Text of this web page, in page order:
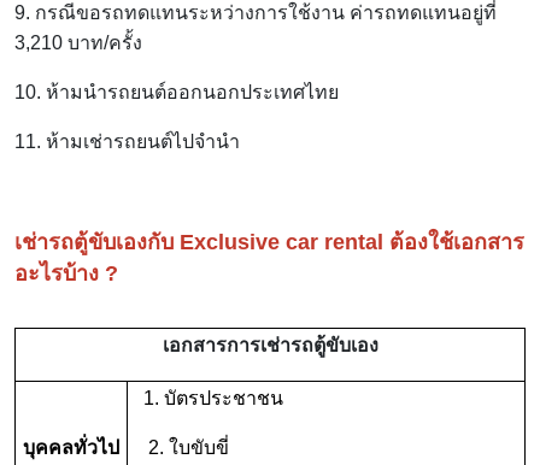
9. กรณีขอรถทดแทนระหว่างการใช้งาน ค่ารถทดแทนอยู่ที่
3,210 บาท/ครั้ง
10. ห้ามนำรถยนต์ออกนอกประเทศไทย
11. ห้ามเช่ารถยนต์ไปจำนำ
เช่ารถตู้ขับเองกับ Exclusive car rental ต้องใช้เอกสาร
อะไรบ้าง ?
เอกสารการเช่ารถตู้ขับเอง
บุคคลทั่วไป
1. บัตรประชาชน
2. ใบขับขี่